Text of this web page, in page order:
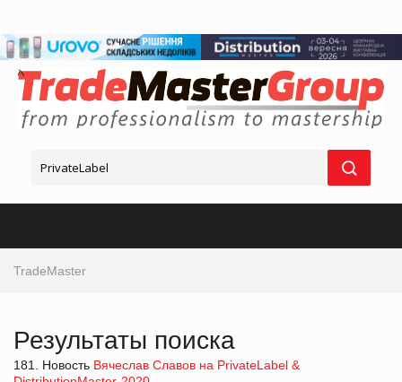
TradeMaster
Результаты поиска
181. Новость Вячеслав Славов на PrivateLabel &